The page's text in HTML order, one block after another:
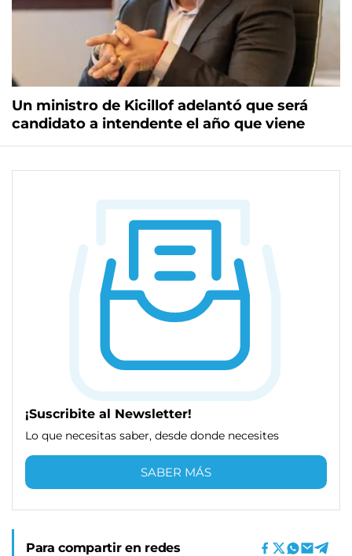
Un ministro de Kicillof adelantó que será
candidato a intendente el año que viene
¡Suscribite al Newsletter!
Lo que necesitas saber, desde donde necesites
SABER MÁS
Para compartir en redes